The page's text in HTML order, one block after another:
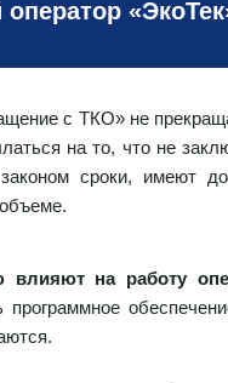
с ТКО» не
на то, что не
сроки, имеют
влияют на работу
программное